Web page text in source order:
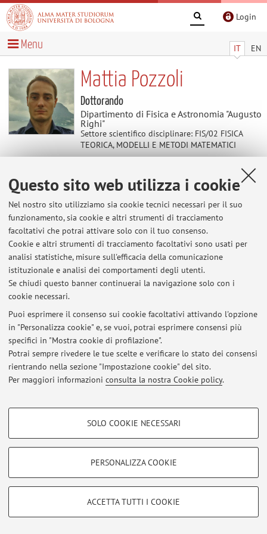
Questo sito web utilizza i cookie
Nel nostro sito utilizziamo sia cookie tecnici necessari per il suo
funzionamento, sia cookie e altri strumenti di tracciamento
facoltativi che potrai attivare solo con il tuo consenso.
Cookie e altri strumenti di tracciamento facoltativi sono usati per
analisi statistiche, misure sull'efficacia della comunicazione
istituzionale e analisi dei comportamenti degli utenti.
Se chiudi questo banner continuerai la navigazione solo con i
cookie necessari.
Puoi esprimere il consenso sui cookie facoltativi attivando l'opzione
in "Personalizza cookie" e, se vuoi, potrai esprimere consensi più
specifici in "Mostra cookie di profilazione".
Potrai sempre rivedere le tue scelte e verificare lo stato dei consensi
rientrando nella sezione "Impostazione cookie" del sito.
Per maggiori informazioni consulta la nostra Cookie policy.
COOKIE DI PROFILAZIONE - FACOLTATIVI
COOKIE TECNICI - NECESSARI
Si tratta di cookie tecnici utilizzati, a titolo esemplificativo, per il corretto
SOLO COOKIE NECESSARI
PERSONALIZZA COOKIE
ACCETTA TUTTI I COOKIE
Login
IT EN
Menu
Mattia Pozzoli
Dottorando
Dipartimento di Fisica e Astronomia "Augusto
Righi"
Settore scientifico disciplinare: FIS/02 FISICA
TEORICA, MODELLI E METODI MATEMATICI
Avvisi
Al momento non sono presenti avvisi.
Area riservata
Accedi tramite loginper gestire tutti i contenuti del sito.
© 2026 - ALMA MATER STUDIORUM - Università di Bologna - Via
Zamboni, 33 - 40126 Bologna - Partita IVA: 01131710376
Privacy|Note legali|Impostazioni Cookie